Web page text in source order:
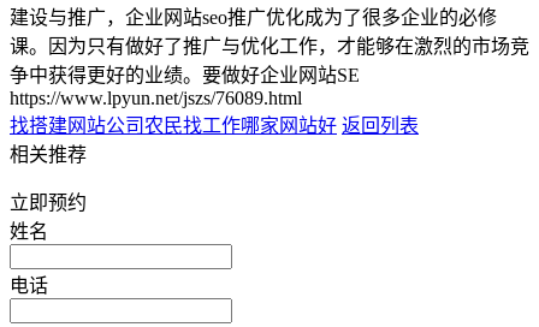
建设与推广，企业网站seo推广优化成为了很多企业的必修
课。因为只有做好了推广与优化工作，才能够在激烈的市场竞
争中获得更好的业绩。要做好企业网站SE
https://www.lpyun.net/jszs/76089.html
找搭建网站公司农民找工作哪家网站好 返回列表
相关推荐
立即预约
姓名
电话